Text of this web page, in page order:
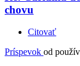
chovu
Citovať
Príspevok od